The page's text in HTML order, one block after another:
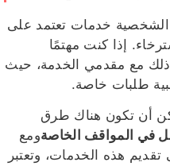
الشخصية خدمات تعتمد على
إذا كنت مهتمًا
مع مقدمي الخدمة، حيث
طلبات خاصة.
أن تكون هناك طرق
في المواقف الخاصةومع
هذه الخدمات، وتعتبر